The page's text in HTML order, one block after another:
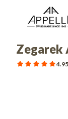
Zegarek
4.95